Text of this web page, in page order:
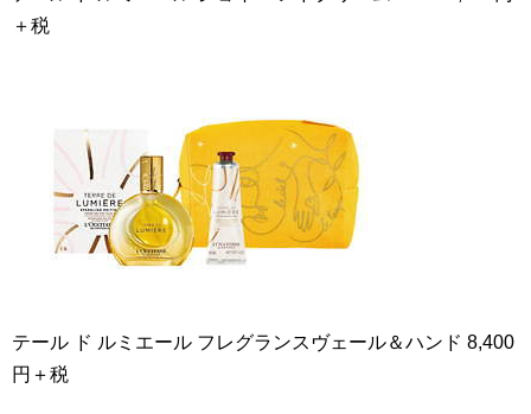
＋税
テール ド ルミエール フレグランスヴェール＆ハンド 8,400
円＋税